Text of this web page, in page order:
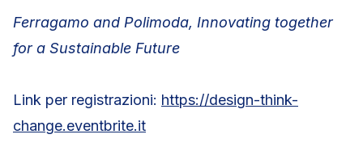
Ferragamo and Polimoda, Innovating together
for a Sustainable Future
Link per registrazioni: https://design-think-
change.eventbrite.it